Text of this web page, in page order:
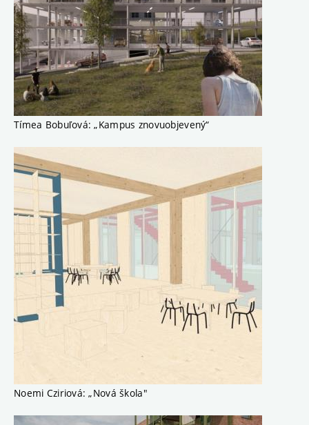
Tímea Bobuľová: „Kampus znovuobjevený“
Noemi Cziriová: „Nová škola"